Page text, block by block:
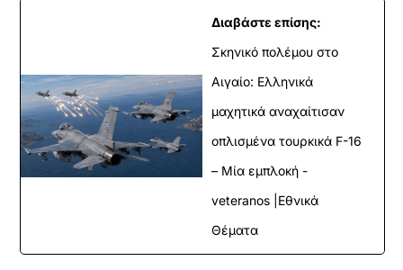
Διαβάστε επίσης:
Σκηνικό πολέμου στο
Αιγαίο: Ελληνικά
μαχητικά αναχαίτισαν
οπλισμένα τουρκικά F-16
– Μία εμπλοκή -
veteranos |Εθνικά
Θέματα